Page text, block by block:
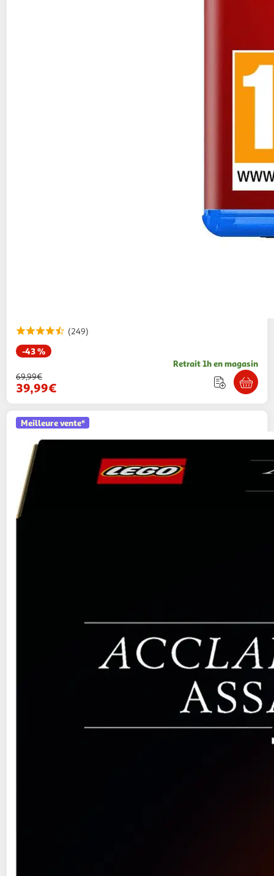
(249)
-43 %
Retrait 1h en magasin
69,99€
39,99€
Meilleure vente*
LEGOStar Wars 75404 Le transport d’assaut
42,99€ / pce
Vendu parAuchan